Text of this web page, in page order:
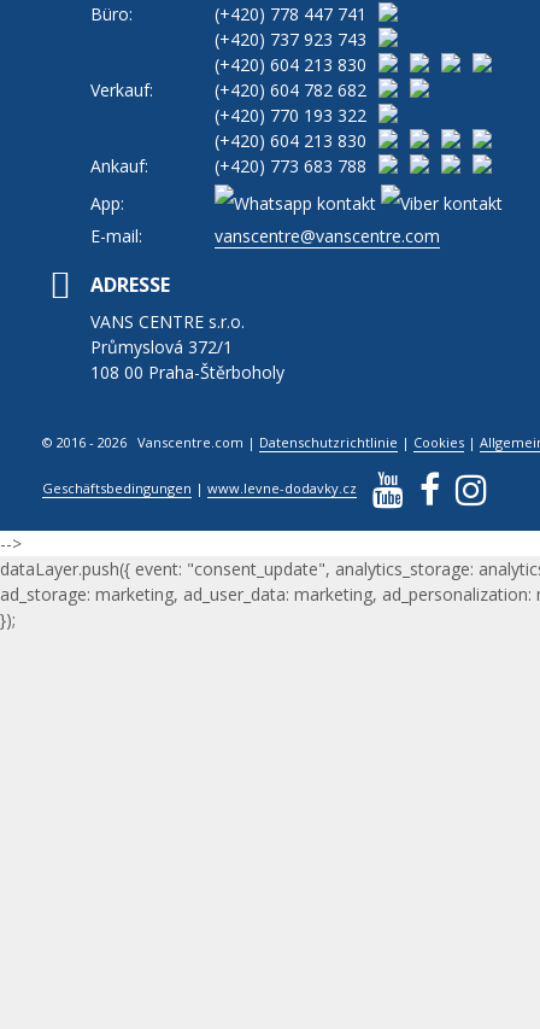
Büro: (+420) 778 447 741
(+420) 737 923 743
(+420) 604 213 830
Verkauf:
(+420) 604 782 682
(+420) 770 193 322
(+420) 604 213 830
Ankauf:
(+420) 773 683 788
App:
E-mail:
vanscentre@vanscentre.com
ADRESSE
VANS CENTRE s.r.o.
Průmyslová 372/1
108 00 Praha-Štěrboholy
© 2016 - 2026 Vanscentre.com | Datenschutzrichtlinie | Cookies |
Geschäftsbedingungen |www.levne-dodavky.cz
-->
dataLayer.push({ event: "consent_update", analytics_storage:
ad_storage: marketing, ad_user_data: marketing, ad_personalization:
});